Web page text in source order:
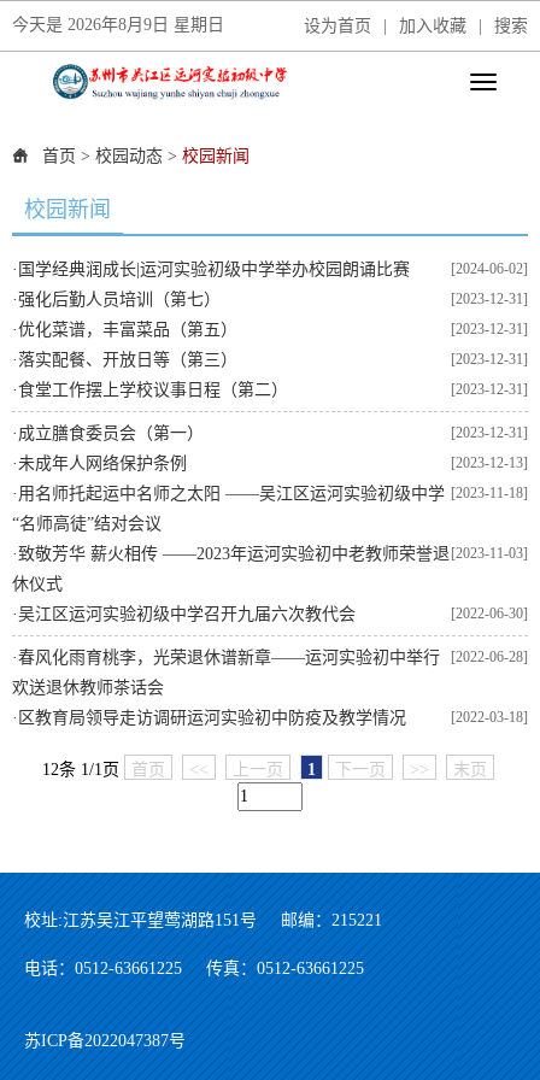
今天是 2026年8月9日 星期日 设为首页 加入收藏 搜索
首页 > 校园动态 > 校园新闻
校园新闻
[2024-06-02]
· 国学经典润成长|运河实验初级中学举办校园朗诵比赛
[2023-12-31]
·强化后勤人员培训（第七）
[2023-12-31]
·优化菜谱，丰富菜品（第五）
[2023-12-31]
·落实配餐、开放日等（第三）
[2023-12-31]
·食堂工作摆上学校议事日程（第二）
[2023-12-31]
· 成立膳食委员会（第一）
[2023-12-13]
·未成年人网络保护条例
[2023-11-18]
· 用名师托起运中名师之太阳 ——吴江区运河实验初级中学
“名师高徒”结对会议
[2023-11-03]
·致敬芳华 薪火相传 ——2023年运河实验初中老教师荣誉退
休仪式
[2022-06-30]
·吴江区运河实验初级中学召开九届六次教代会
[2022-06-28]
·春风化雨育桃李，光荣退休谱新章——运河实验初中举行
欢送退休教师茶话会
[2022-03-18]
· 区教育局领导走访调研运河实验初中防疫及教学情况
12条 1/1页 首页 << 上一页 1 下一页 >> 末页
校址:江苏吴江平望莺湖路151号 邮编：215221
电话：0512-63661225 传真：0512-63661225
苏ICP备2022047387号